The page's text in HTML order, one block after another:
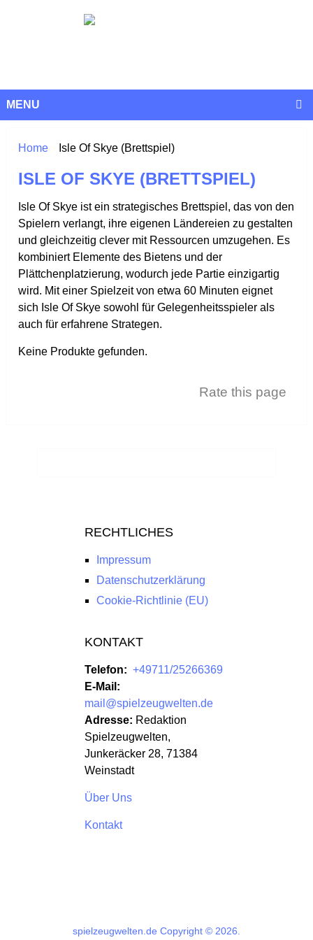
MENU
Home Isle Of Skye (Brettspiel)
ISLE OF SKYE (BRETTSPIEL)
Isle Of Skye ist ein strategisches Brettspiel, das von den
Spielern verlangt, ihre eigenen Ländereien zu gestalten
und gleichzeitig clever mit Ressourcen umzugehen. Es
kombiniert Elemente des Bietens und der
Plättchenplatzierung, wodurch jede Partie einzigartig
wird. Mit einer Spielzeit von etwa 60 Minuten eignet
sich Isle Of Skye sowohl für Gelegenheitsspieler als
auch für erfahrene Strategen.
Keine Produkte gefunden.
Rate this page
RECHTLICHES
Impressum
Datenschutzerklärung
Cookie-Richtlinie (EU)
KONTAKT
Telefon: +49711/25266369
E-Mail:
mail@spielzeugwelten.de
Adresse: Redaktion
Spielzeugwelten,
Junkeräcker 28, 71384
Weinstadt
Über Uns
Kontakt
spielzeugwelten.de Copyright © 2026.